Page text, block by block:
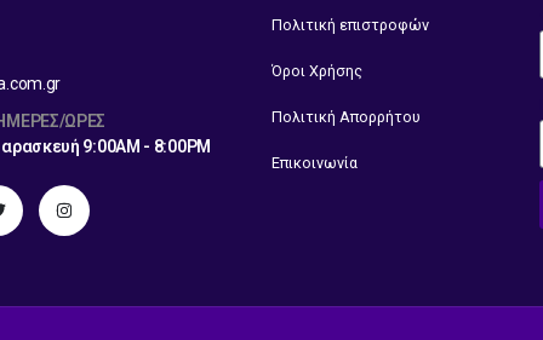
ΏΡΕΣ
9:00AM - 8:00PM
Πολιτική επιστροφών
Όροι Χρήσης
Πολιτική Απορρήτου
Επικοινωνία